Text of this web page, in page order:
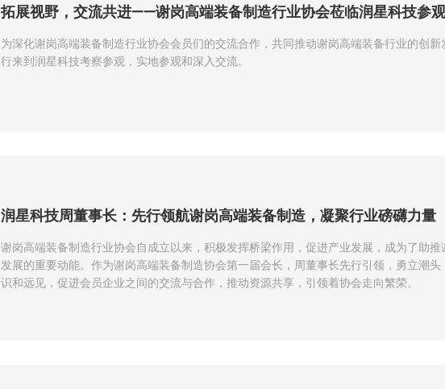
拓展视野，交流共进——谢岗高端装备制造行业协会莅临润星科技参观
为深化谢岗高端装备制造行业协会会员们的交流合作，共同推动谢岗高端装备行业的创新
行来到润星科技考察参观，实地参观和深入交流。
润星科技周董事长：先行领航谢岗高端装备制造，凝聚行业磅礴力量
谢岗高端装备制造行业协会自成立以来，积极发挥桥梁作用，促进产业发展，成为了助推
发展的重要动能。作为谢岗高端装备制造协会第一届会长，周董事长先行引领，勇立潮头
识和远见，促进会员企业之间的交流与合作，推动资源共享，引领着协会走向繁荣。